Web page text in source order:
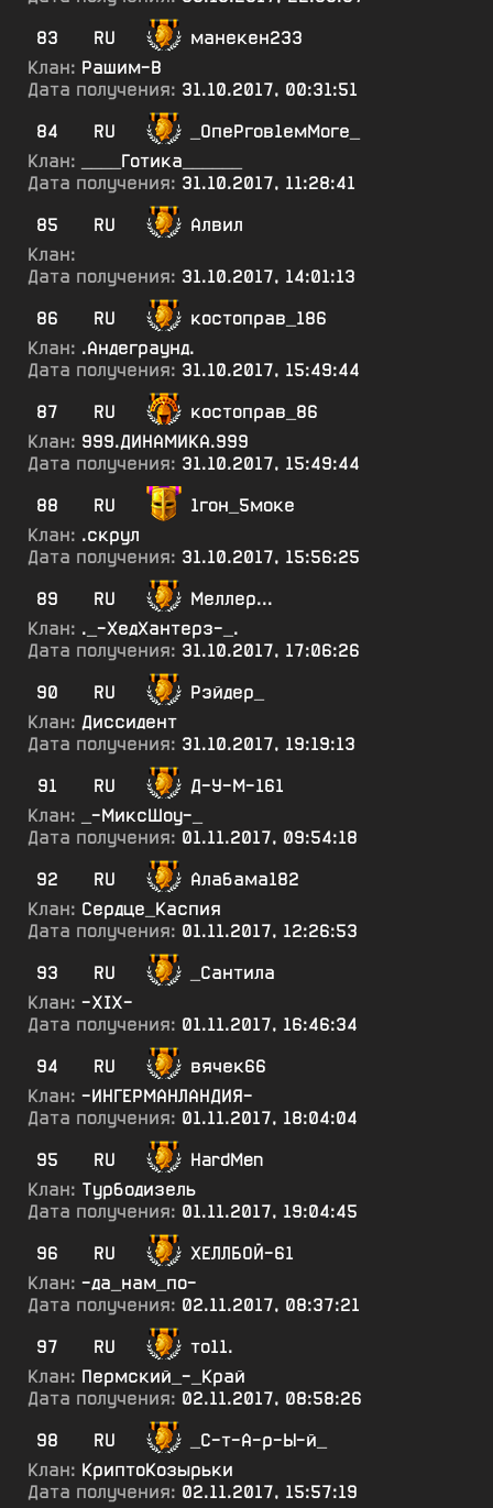
83
RU
манекен233
Клан: Рашим-В
Дата получения: 31.10.2017, 00:31:51
84
RU
_ОпеРгов1емМоге_
Клан:
____Готика______
Дата получения: 31.10.2017, 11:28:41
85
RU
Алвил
Клан:
Дата получения: 31.10.2017, 14:01:13
86
RU
костоправ_186
Клан: .Андеграунд.
Дата получения: 31.10.2017, 15:49:44
87
RU
костоправ_86
Клан: 999.ДИНАМИКА.999
Дата получения: 31.10.2017, 15:49:44
88
RU
1гон_5моке
Клан: .скрул
Дата получения: 31.10.2017, 15:56:25
89
RU
Меллер...
Клан: ._-ХедХантерз-_.
Дата получения: 31.10.2017, 17:06:26
90
RU
Рэйдер_
Клан: Диссидент
Дата получения: 31.10.2017, 19:19:13
91
RU
Д-У-М-161
Клан:
_-МиксШоу-_
Дата получения: 01.11.2017, 09:54:18
92
RU
Алабама182
Клан: Сердце_Каспия
Дата получения: 01.11.2017, 12:26:53
93
RU
_Сантила
Клан: -XIX-
Дата получения: 01.11.2017, 16:46:34
94
RU
вячек66
Клан: -ИНГЕРМАНЛАНДИЯ-
Дата получения: 01.11.2017, 18:04:04
95
RU
HardMen
Клан: Турбодизель
Дата получения: 01.11.2017, 19:04:45
96
RU
ХЕЛЛБОЙ-61
Клан: -да_нам_по-
Дата получения: 02.11.2017, 08:37:21
97
RU
то11.
Клан: Пермский_-_Край
Дата получения: 02.11.2017, 08:58:26
98
RU
_С-т-А-р-Ы-й_
Клан: КриптоКозырьки
Дата получения: 02.11.2017, 15:57:19